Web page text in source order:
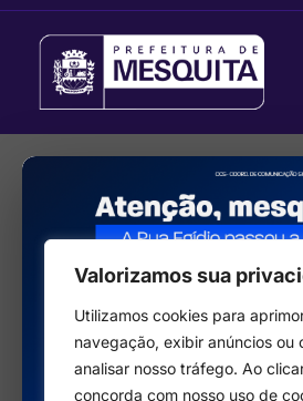
Valorizamos sua
Utilizamos cookies para
navegação, exibir anúncios ou
analisar nosso tráfego. Ao
concorda com nosso uso de